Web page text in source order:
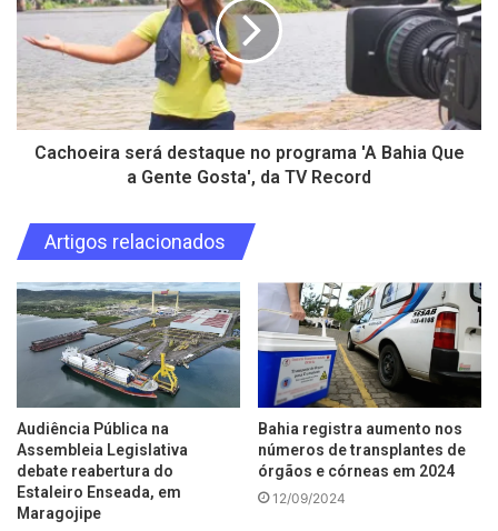
Cachoeira será destaque no programa 'A Bahia Que
a Gente Gosta', da TV Record
Artigos relacionados
Audiência Pública na
Assembleia Legislativa
debate reabertura do
Estaleiro Enseada, em
Maragojipe
Bahia registra aumento nos
números de transplantes de
órgãos e córneas em 2024
12/09/2024